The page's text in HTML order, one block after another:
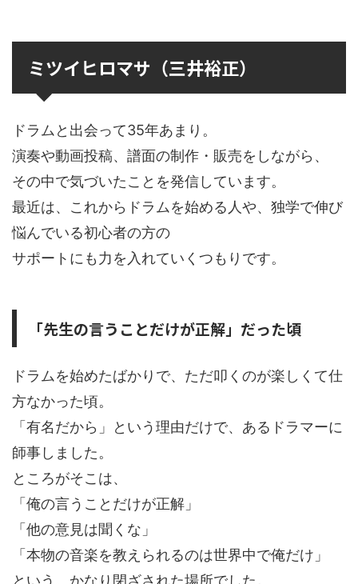
ミツイヒロマサ（三井裕正）
ドラムと出会って35年あまり。
演奏や動画投稿、譜面の制作・販売をしながら、
その中で気づいたことを発信しています。
最近は、これからドラムを始める人や、独学で伸び
悩んでいる初心者の方の
サポートにも力を入れていくつもりです。
「先生の言うことだけが正解」だった頃
ドラムを始めたばかりで、ただ叩くのが楽しくて仕
方なかった頃。
「有名だから」という理由だけで、あるドラマーに
師事しました。
ところがそこは、
「俺の言うことだけが正解」
「他の意見は聞くな」
「本物の音楽を教えられるのは世界中で俺だけ」
という、かなり閉ざされた場所でした。